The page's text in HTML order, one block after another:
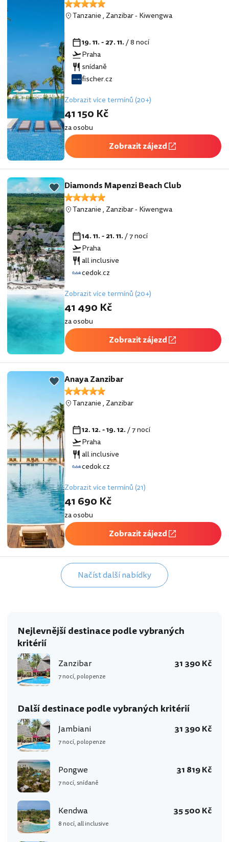
Tanzanie, Zanzibar-Kiwengwa
19. 11. - 27. 11./ 8 nocí
Praha
snídaně
fischer.cz
Zobrazit více termínů (20+)
41 150 Kč
za osobu
Zobrazit zájezd
Diamonds Mapenzi Beach Club
Tanzanie, Zanzibar-Kiwengwa
14. 11. - 21. 11./ 7 nocí
Praha
all inclusive
cedok.cz
Zobrazit více termínů (20+)
41 490 Kč
za osobu
Zobrazit zájezd
Anaya Zanzibar
Tanzanie, Zanzibar
12. 12. - 19. 12./ 7 nocí
Praha
all inclusive
cedok.cz
Zobrazit více termínů (21)
41 690 Kč
za osobu
Zobrazit zájezd
Načíst další nabídky
Nejlevnější destinace podle vybraných
kritérií
Zanzibar
7 nocí, polopenze
31 390 Kč
Další destinace podle vybraných kritérií
Jambiani
7 nocí, polopenze
31 390 Kč
Pongwe
7 nocí, snídaně
31 819 Kč
Kendwa
8 nocí, all inclusive
35 500 Kč